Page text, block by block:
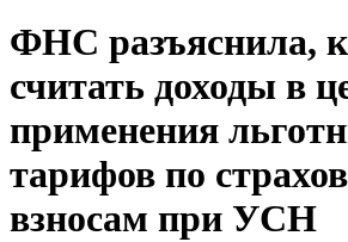
ФНС разъяснила,
считать доходы в
применения
тарифов по
взносам при УСН